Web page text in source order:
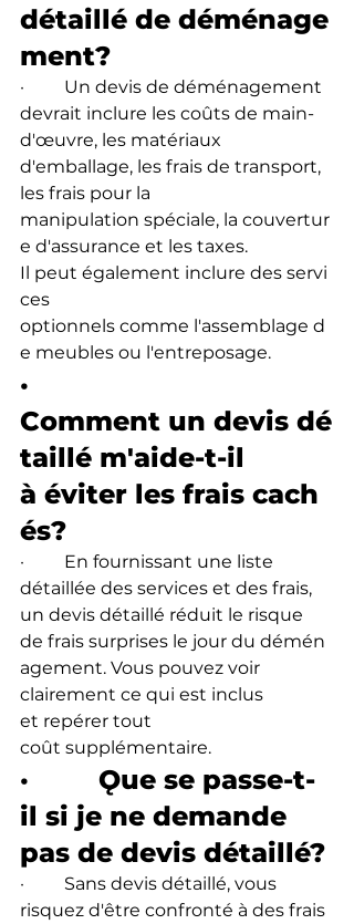
détaillé de déménage
ment?
·         Un devis de déménagement
devrait inclure les coûts de main-
d'œuvre, les matériaux
d'emballage, les frais de transport,
les frais pour la
manipulation spéciale, la couvertur
e d'assurance et les taxes.
Il peut également inclure des servi
ces
optionnels comme l'assemblage d
e meubles ou l'entreposage.
·
Comment un devis dé
taillé m'aide-t-il
à éviter les frais cach
és?
·         En fournissant une liste
détaillée des services et des frais,
un devis détaillé réduit le risque
de frais surprises le jour du démén
agement. Vous pouvez voir
clairement ce qui est inclus
et repérer tout
coût supplémentaire.
·         Ǫue se passe-t-
il si je ne demande
pas de devis détaillé?
·         Sans devis détaillé, vous
risquez d'être confronté à des frais